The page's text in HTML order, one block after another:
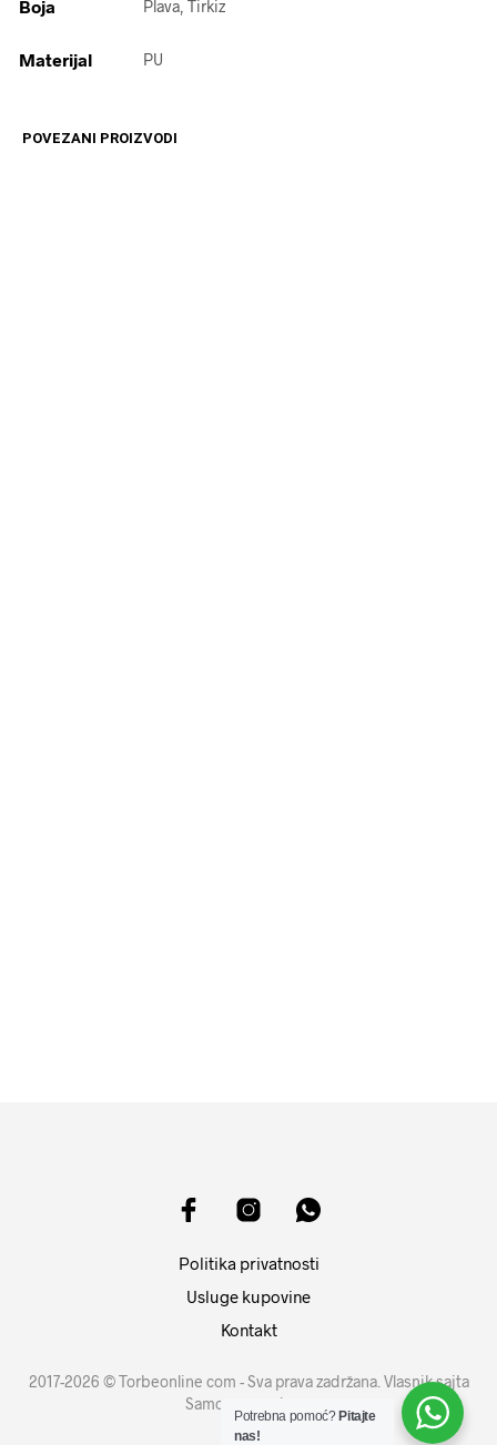
Boja Plava, Tirkiz
Materijal PU
POVEZANI PROIZVODI
Politika privatnosti
Usluge kupovine
Kontakt
2017-2026 © Torbeonline com - Sva prava zadržana. Vlasnik sajta
Samouprava d.o.o.
Potrebna pomoć? Pitajte
nas!